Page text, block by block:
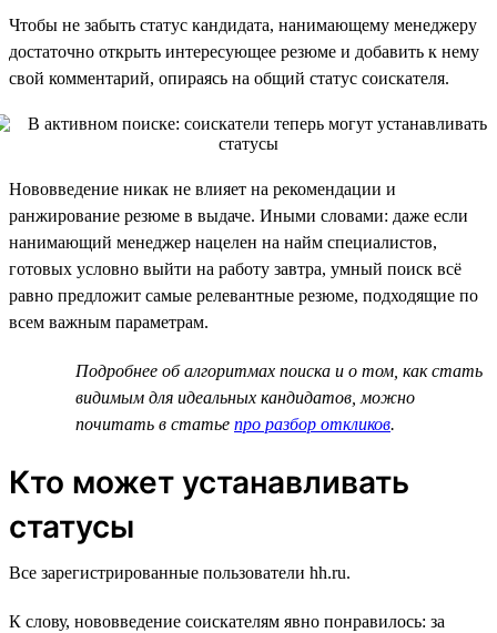
Чтобы не забыть статус кандидата, нанимающему менеджеру
достаточно открыть интересующее резюме и добавить к нему
свой комментарий, опираясь на общий статус соискателя.
Нововведение никак не влияет на рекомендации и
ранжирование резюме в выдаче. Иными словами: даже если
нанимающий менеджер нацелен на найм специалистов,
готовых условно выйти на работу завтра, умный поиск всё
равно предложит самые релевантные резюме, подходящие по
всем важным параметрам.
Подробнее об алгоритмах поиска и о том, как стать
видимым для идеальных кандидатов, можно
почитать в статье про разбор откликов.
Кто может устанавливать
статусы
Все зарегистрированные пользователи hh.ru.
К слову, нововведение соискателям явно понравилось: за